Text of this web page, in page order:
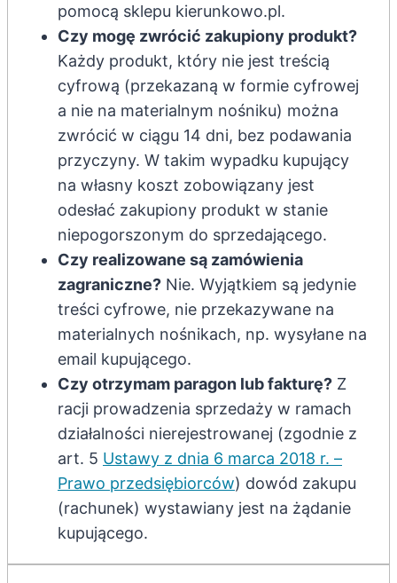
pomocą sklepu kierunkowo.pl.
Czy mogę zwrócić zakupiony produkt?
Każdy produkt, który nie jest treścią
cyfrową (przekazaną w formie cyfrowej
a nie na materialnym nośniku) można
zwrócić w ciągu 14 dni, bez podawania
przyczyny. W takim wypadku kupujący
na własny koszt zobowiązany jest
odesłać zakupiony produkt w stanie
niepogorszonym do sprzedającego.
Czy realizowane są zamówienia
zagraniczne? Nie. Wyjątkiem są jedynie
treści cyfrowe, nie przekazywane na
materialnych nośnikach, np. wysyłane na
email kupującego.
Czy otrzymam paragon lub fakturę? Z
racji prowadzenia sprzedaży w ramach
działalności nierejestrowanej (zgodnie z
art. 5 Ustawy z dnia 6 marca 2018 r. –
Prawo przedsiębiorców) dowód zakupu
(rachunek) wystawiany jest na żądanie
kupującego.